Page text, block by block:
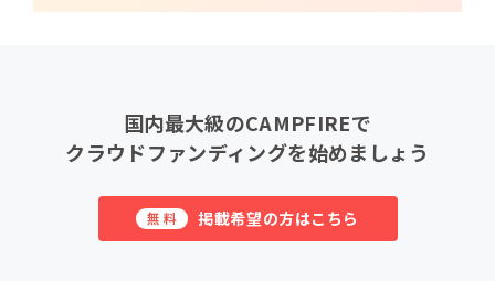
国内最大級のCAMPFIREで
クラウドファンディングを始めましょう
無料 掲載希望の方はこちら